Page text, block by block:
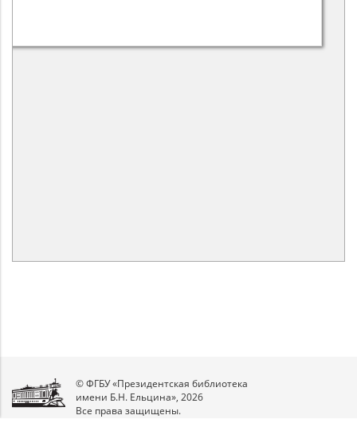
© ФГБУ «Президентская библиотека
имени Б.Н. Ельцина», 2026
Все права защищены.